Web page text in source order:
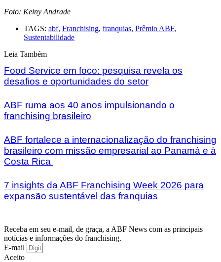
Foto: Keiny Andrade
TAGS: abf, Franchising, franquias, Prêmio ABF,
Sustentabilidade
Leia Também
Food Service em foco: pesquisa revela os
desafios e oportunidades do setor
ABF ruma aos 40 anos impulsionando o
franchising brasileiro
ABF fortalece a internacionalização do franchising
brasileiro com missão empresarial ao Panamá e à
Costa Rica
7 insights da ABF Franchising Week 2026 para
expansão sustentável das franquias
Receba em seu e-mail, de graça, a ABF News com as principais
notícias e informações do franchising.
E-mail
Aceito